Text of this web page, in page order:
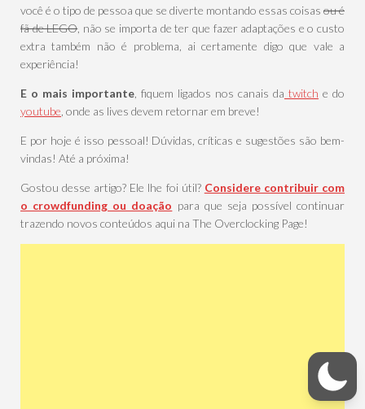
você é o tipo de pessoa que se diverte montando essas coisas ou é
fã de LEGO, não se importa de ter que fazer adaptações e o custo
extra também não é problema, ai certamente digo que vale a
experiência!
E o mais importante , fiquem ligados nos canais da twitch e do
youtube , onde as lives devem retornar em breve!
E por hoje é isso pessoal! Dúvidas, críticas e sugestões são bem-
vindas! Até a próxima!
Gostou desse artigo? Ele lhe foi útil? Considere contribuir com
o crowdfunding ou doação para que seja possível continuar
trazendo novos conteúdos aqui na The Overclocking Page!